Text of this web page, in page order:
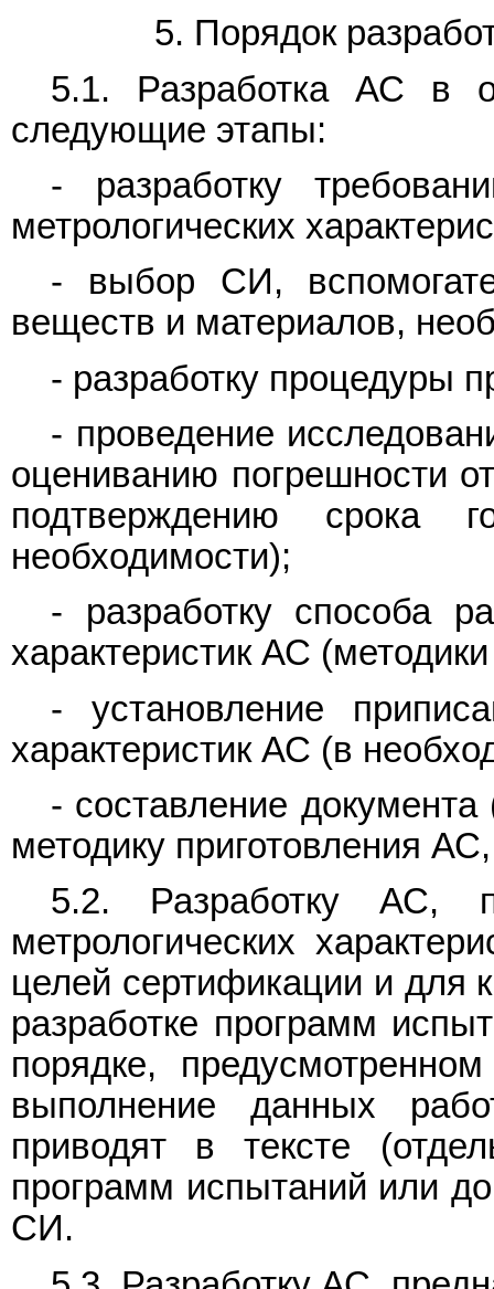
5. Порядок
5.1. Разработка АС в
следующие этапы:
- разработку
метрологических
- выбор СИ,
веществ и материалов,
- разработку процедуры
- проведение
оцениванию погрешности
подтверждению срока
необходимости);
- разработку способа
характеристик АС
- установление
характеристик АС (в
- составление
методику приготовления
5.2. Разработку АС,
метрологических
целей сертификации и для
разработке программ
порядке,
выполнение данных
приводят в тексте
программ испытаний или
СИ.